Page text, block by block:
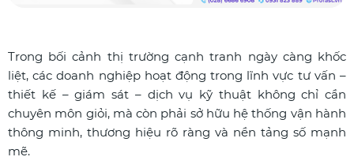
Trong bối cảnh thị trường cạnh tranh ngày càng khốc
liệt, các doanh nghiệp hoạt động trong lĩnh vực tư vấn –
thiết kế – giám sát – dịch vụ kỹ thuật không chỉ cần
chuyên môn giỏi, mà còn phải sở hữu hệ thống vận hành
thông minh, thương hiệu rõ ràng và nền tảng số mạnh
mẽ.